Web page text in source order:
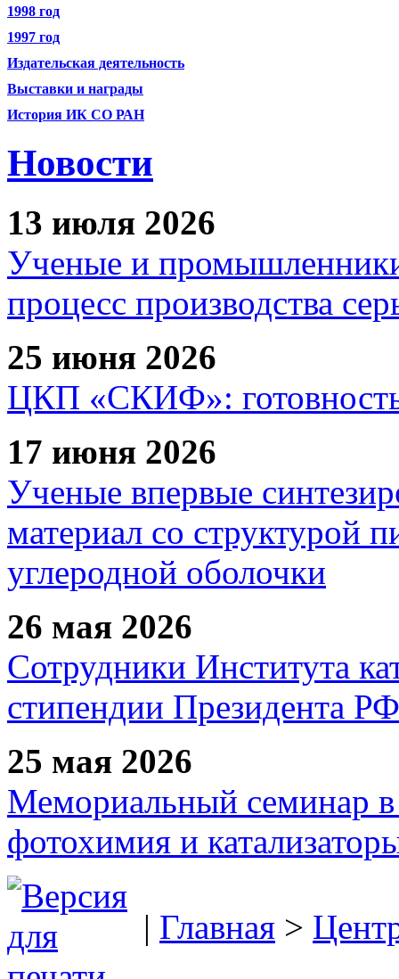
1998 год
1997 год
Издательская деятельность
Выставки и награды
История ИК СО РАН
Новости
13 июля 2026
Ученые и
процесс производства
25 июня 2026
ЦКП «СКИФ»: готовность
17 июня 2026
Ученые впервые
материал со структурой
углеродной оболочки
26 мая 2026
Сотрудники Института
стипендии Президента РФ
25 мая 2026
Мемориальный семинар в
фотохимия и
| Главная >